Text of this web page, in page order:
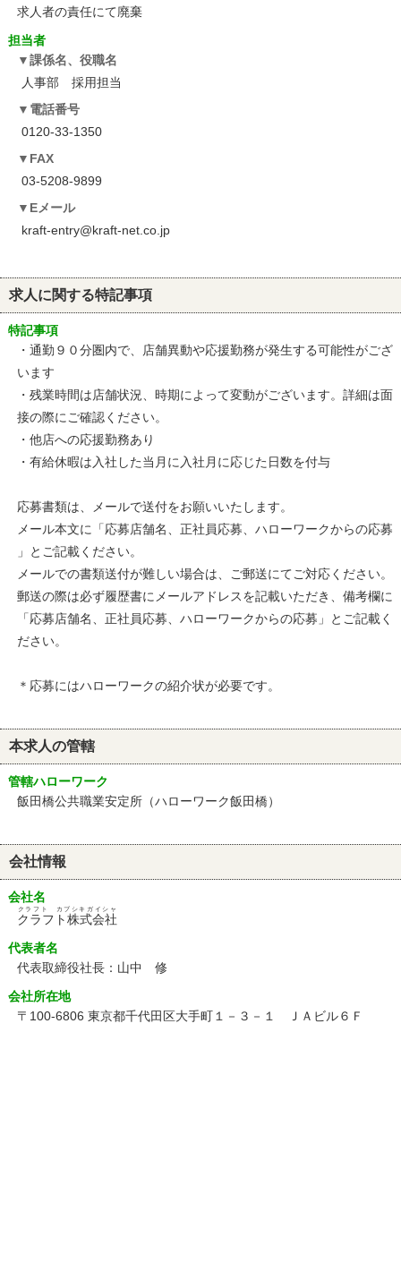
求人者の責任にて廃棄
担当者
課係名、役職名
人事部 採用担当
電話番号
0120-33-1350
FAX
03-5208-9899
Eメール
kraft-entry@kraft-net.co.jp
求人に関する特記事項
特記事項
・通勤９０分圏内で、店舗異動や応援勤務が発生する可能性がござ
います
・残業時間は店舗状況、時期によって変動がございます。詳細は面
接の際にご確認ください。
・他店への応援勤務あり
・有給休暇は入社した当月に入社月に応じた日数を付与
応募書類は、メールで送付をお願いいたします。
メール本文に「応募店舗名、正社員応募、ハローワークからの応募
」とご記載ください。
メールでの書類送付が難しい場合は、ご郵送にてご対応ください。
郵送の際は必ず履歴書にメールアドレスを記載いただき、備考欄に
「応募店舗名、正社員応募、ハローワークからの応募」とご記載く
ださい。
＊応募にはハローワークの紹介状が必要です。
本求人の管轄
管轄ハローワーク
飯田橋公共職業安定所（ハローワーク飯田橋）
会社情報
会社名
クラフト株式会社
クラフト カブシキガイシャ
代表者名
代表取締役社長：山中 修
会社所在地
〒100-6806 東京都千代田区大手町１－３－１ ＪＡビル６Ｆ